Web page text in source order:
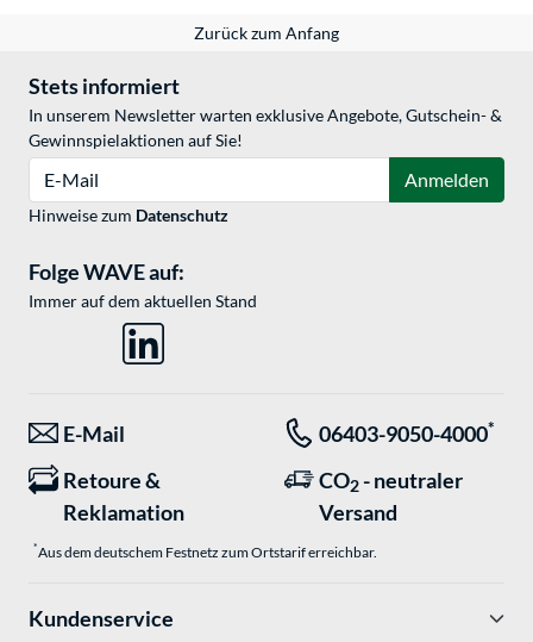
Zurück zum Anfang
Stets informiert
In unserem Newsletter warten exklusive Angebote, Gutschein- &
Gewinnspielaktionen auf Sie!
Anmelden
Hinweise zum Datenschutz
Folge WAVE auf:
Immer auf dem aktuellen Stand
E-Mail 06403-9050-4000*
Retoure &
Reklamation
CO2 - neutraler
Versand
*Aus dem deutschem Festnetz zum Ortstarif erreichbar.
Kundenservice